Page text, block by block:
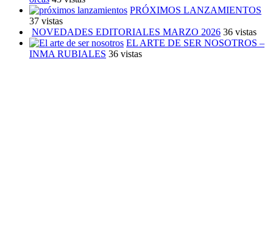
PRÓXIMOS LANZAMIENTOS
37 vistas
NOVEDADES EDITORIALES MARZO 2026 36 vistas
EL ARTE DE SER NOSOTROS –
INMA RUBIALES 36 vistas